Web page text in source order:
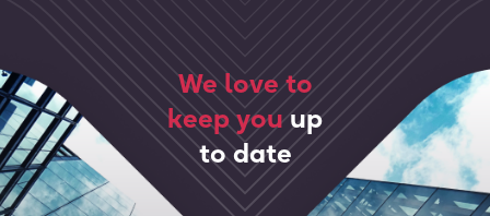
We love to
keep youup
to date